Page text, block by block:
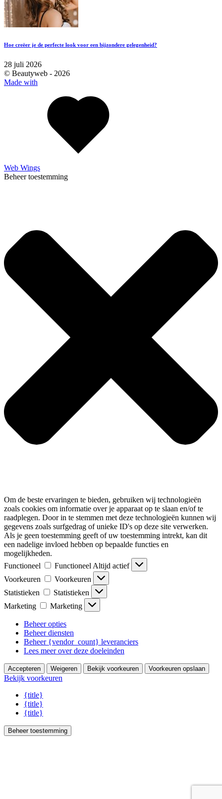
Hoe creëer je de perfecte look voor een bijzondere gelegenheid?
28 juli 2026
© Beautyweb - 2026
Made with
Web Wings
Beheer toestemming
Om de beste ervaringen te bieden, gebruiken wij technologieën
zoals cookies om informatie over je apparaat op te slaan en/of te
raadplegen. Door in te stemmen met deze technologieën kunnen wij
gegevens zoals surfgedrag of unieke ID's op deze site verwerken.
Als je geen toestemming geeft of uw toestemming intrekt, kan dit
een nadelige invloed hebben op bepaalde functies en
mogelijkheden.
Functioneel
FunctioneelAltijd actief
Voorkeuren
Voorkeuren
Statistieken
Statistieken
Marketing
Marketing
Beheer opties
Beheer diensten
Beheer {vendor_count} leveranciers
Lees meer over deze doeleinden
Accepteren Weigeren Bekijk voorkeuren Voorkeuren opslaan
Bekijk voorkeuren
{title}
{title}
{title}
Beheer toestemming